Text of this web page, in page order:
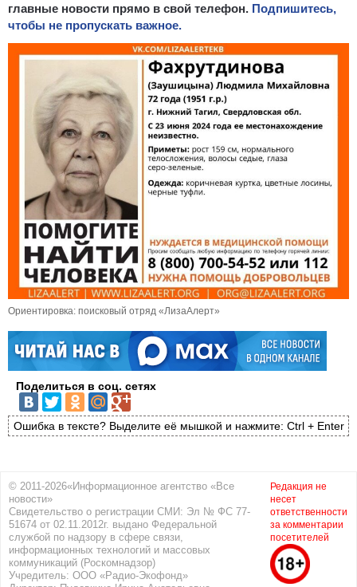
главные новости прямо в свой телефон. Подпишитесь,
чтобы не пропускать важное.
Ориентировка: поисковый отряд «ЛизаАлерт»
Поделиться в соц. сетях
Ошибка в тексте? Выделите её мышкой и нажмите: Ctrl + Enter
© 2011-2026«Информационное агентство «Все
новости»
Свидетельство о регистрации СМИ: Эл № ФС 77-
51674 от 02.11.2012г. выдано Федеральной
службой по надзору в сфере связи,
информационных технологий и массовых
коммуникаций (Роскомнадзор)
Учредитель: ООО «Радио-Экофонд»
Редакция не
несет
ответственности
за комментарии
посетителей